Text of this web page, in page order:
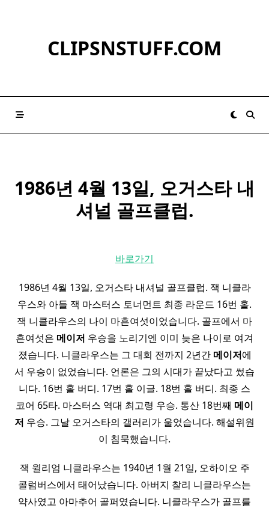
CLIPSNSTUFF.COM
1986년 4월 13일, 오거스타 내
셔널 골프클럽.
바로가기
1986년 4월 13일, 오거스타 내셔널 골프클럽. 잭 니클라
우스와 아들 잭 마스터스 토너먼트 최종 라운드 16번 홀.
잭 니클라우스의 나이 마흔여섯이었습니다. 골프에서 마
흔여섯은 메이저 우승을 노리기엔 이미 늦은 나이로 여겨
졌습니다. 니클라우스는 그 대회 전까지 2년간 메이저에
서 우승이 없었습니다. 언론은 그의 시대가 끝났다고 썼습
니다. 16번 홀 버디. 17번 홀 이글. 18번 홀 버디. 최종 스
코어 65타. 마스터스 역대 최고령 우승. 통산 18번째 메이
저 우승. 그날 오거스타의 갤러리가 울었습니다. 해설위원
이 침묵했습니다.
잭 윌리엄 니클라우스는 1940년 1월 21일, 오하이오 주
콜럼버스에서 태어났습니다. 아버지 찰리 니클라우스는
약사였고 아마추어 골퍼였습니다. 니클라우스가 골프를